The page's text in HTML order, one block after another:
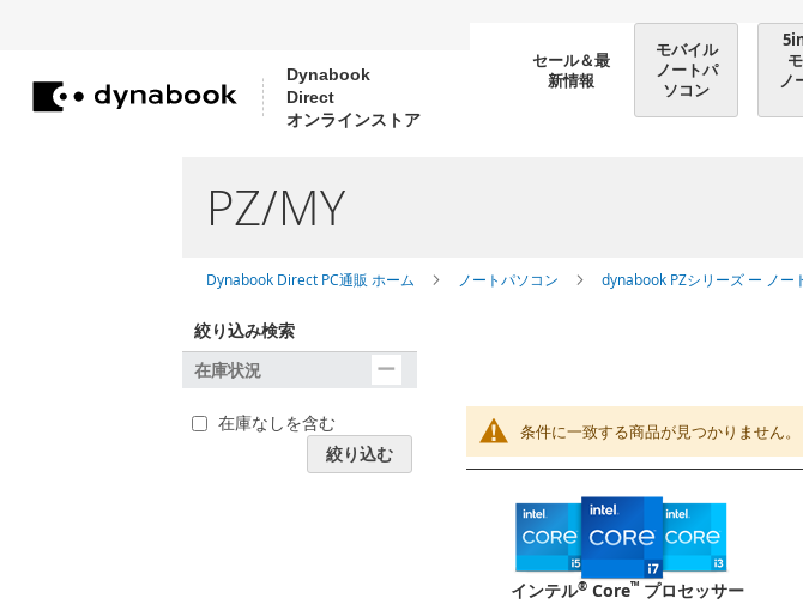
Dynabook
Direct
オンラインストア
コ
セール＆最
新情報
モバイル
ノートパ
ソコン
ノ
PZ/MY
Dynabook Direct PC通販 ホーム ノートパソコン dynabook PZシリーズ ー ノー
条件に一致する商品が見つかりません。
インテル®Core™プロセッサー
絞り込み検索
在庫状況
在庫なしを含む
絞り込む